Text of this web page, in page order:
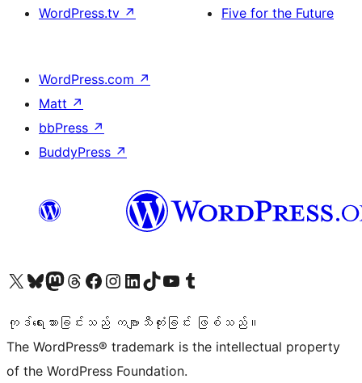
WordPress.tv ↗
Five for the Future
WordPress.com ↗
Matt ↗
bbPress ↗
BuddyPress ↗
ကျွန်ုပ်တို့၏ X (ယခင် Twitter) အကောင့်သို့ သွားရောက်ကြည့်ရှုပါကျွန်ုပ်တို့၏ Bluesky အကောင့်သို့ ဝင်ရောက်ကြည့်ရှုရန်
ကျွန်ုပ်တို့၏ Mastodon အကောင့်သို့ သွားရောက်ကြည့်ရှုပါကျွန်ုပ်တို့၏ Threads အကောင့်သို့ ဝင်ရောက်ကြည့်ရှုရန်
ကျွန်ုပ်တို့၏ Facebook စာမျက်နှာသို့ သွားရောက်ကြည့်ရှုပါကျွန်ုပ်တို့၏ Instagram အကောင့်သို့ သွားရောက်ကြည့်ရှုပါ ကျွန်ုပ်တို့၏ LinkedIn အကောင့်သို့ သွားရောက်ကြည့်ရှုပါကျွန်ုပ်တို့၏ TikTok အကောင့်သို့ ဝင်ရောက်ကြည့်ရှုရန်
ကျွန်ုပ်တို့၏ YouTube ချန်နယ်သို့ သွားရောက်ကြည့်ရှုပါ ကျွန်ုပ်တို့၏ Tumblr အကောင့်သို့ ဝင်ရောက်ကြည့်ရှုရန်
ကုဒ်ရေးသားခြင်းသည် ကဗျာသီကုံးခြင်း ဖြစ်သည်။
The WordPress® trademark is the intellectual property
of the WordPress Foundation.